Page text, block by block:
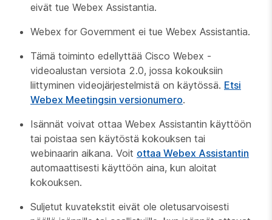
eivät tue Webex Assistantia.
Webex for Government ei tue Webex Assistantia.
Tämä toiminto edellyttää Cisco Webex -
videoalustan versiota 2.0, jossa kokouksiin
liittyminen videojärjestelmistä on käytössä. Etsi
Webex Meetingsin versionumero.
Isännät voivat ottaa Webex Assistantin käyttöön
tai poistaa sen käytöstä kokouksen tai
webinaarin aikana. Voit ottaa Webex Assistantin
automaattisesti käyttöön aina, kun aloitat
kokouksen.
Suljetut kuvatekstit eivät ole oletusarvoisesti